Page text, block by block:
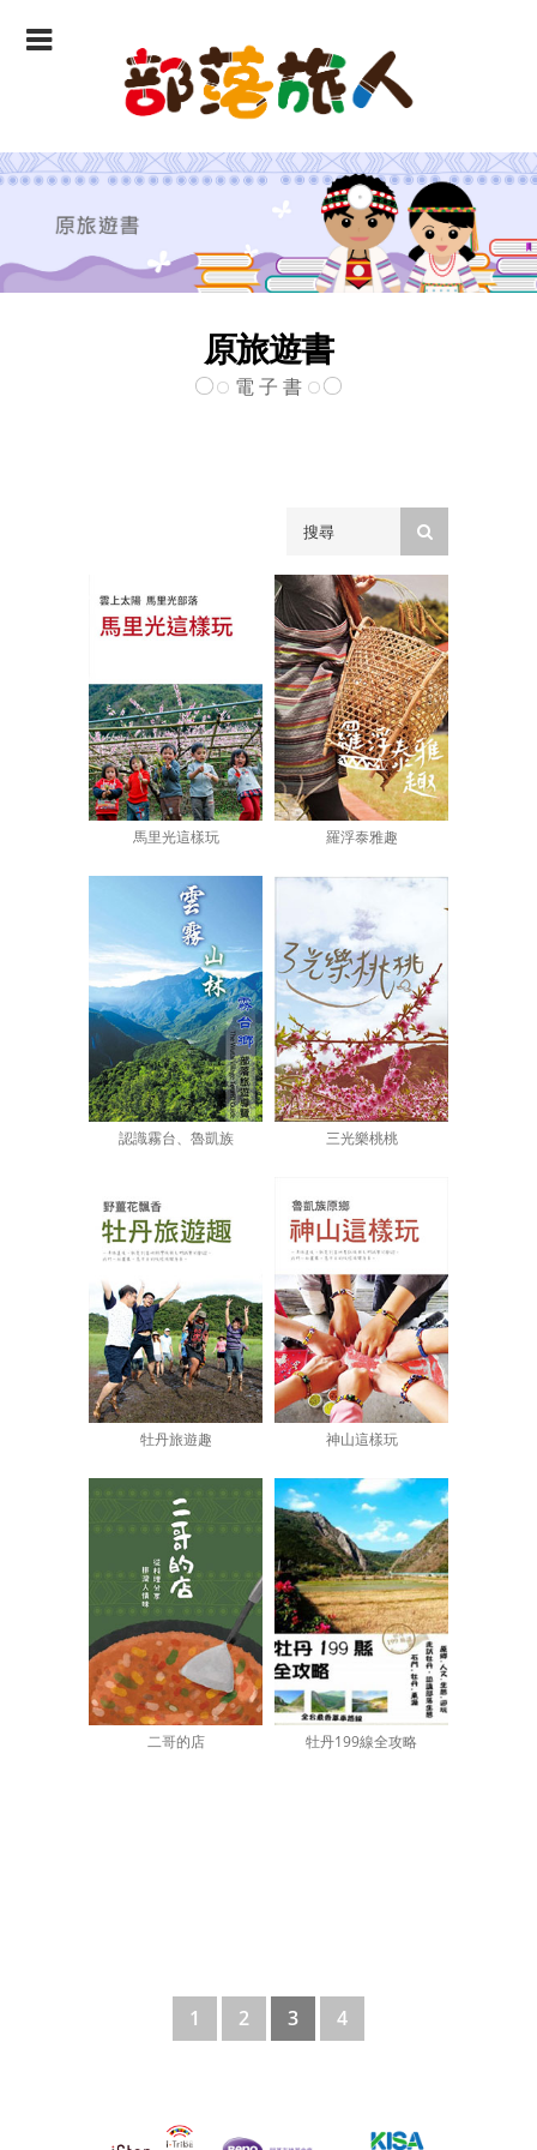
原旅遊書
電 子 書
馬里光這樣玩 羅浮泰雅趣
認識霧台、魯凱族 三光樂桃桃
牡丹旅遊趣 神山這樣玩
二哥的店 牡丹199線全攻略
1 2 3 4